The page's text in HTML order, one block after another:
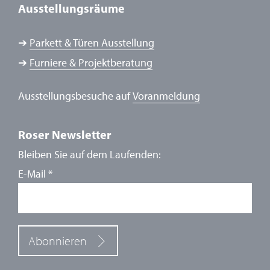
Ausstellungsräume
➔ Parkett & Türen Ausstellung
➔ Furniere & Projektberatung
Ausstellungsbesuche aufVoranmeldung
Roser Newsletter
Bleiben Sie auf dem Laufenden:
E-Mail *
Abonnieren